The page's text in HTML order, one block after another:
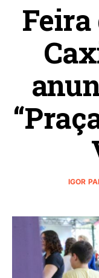
IGOR